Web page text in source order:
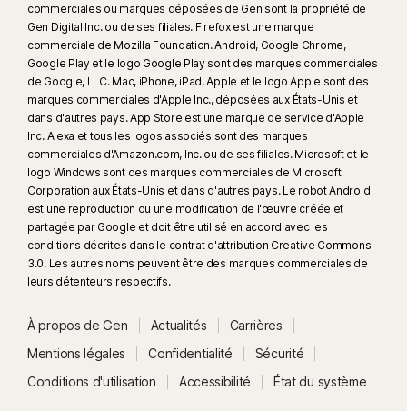
commerciales ou marques déposées de Gen sont la propriété de
Gen Digital Inc. ou de ses filiales. Firefox est une marque
commerciale de Mozilla Foundation. Android, Google Chrome,
Google Play et le logo Google Play sont des marques commerciales
de Google, LLC. Mac, iPhone, iPad, Apple et le logo Apple sont des
marques commerciales d'Apple Inc., déposées aux États-Unis et
dans d'autres pays. App Store est une marque de service d'Apple
Inc. Alexa et tous les logos associés sont des marques
commerciales d'Amazon.com, Inc. ou de ses filiales. Microsoft et le
logo Windows sont des marques commerciales de Microsoft
Corporation aux États-Unis et dans d'autres pays. Le robot Android
est une reproduction ou une modification de l'œuvre créée et
partagée par Google et doit être utilisé en accord avec les
conditions décrites dans le contrat d'attribution Creative Commons
3.0. Les autres noms peuvent être des marques commerciales de
leurs détenteurs respectifs.
À propos de Gen Actualités
Carrières
Mentions légales
Confidentialité
Sécurité
Conditions d'utilisation
Accessibilité État du système